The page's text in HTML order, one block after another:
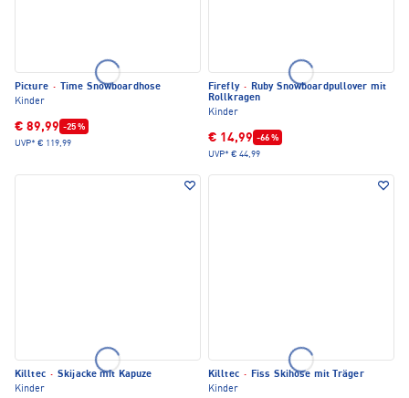
Picture ·
Time Snowboardhose
Kinder
€ 89,99 -25 %
UVP* € 119,99
Firefly · Ruby Snowboardpullover mit
Rollkragen
Kinder
€ 14,99 -66 %
UVP* € 44,99
Killtec · Skijacke mit Kapuze
Kinder
Killtec · Fiss Skihose mit Träger
Kinder